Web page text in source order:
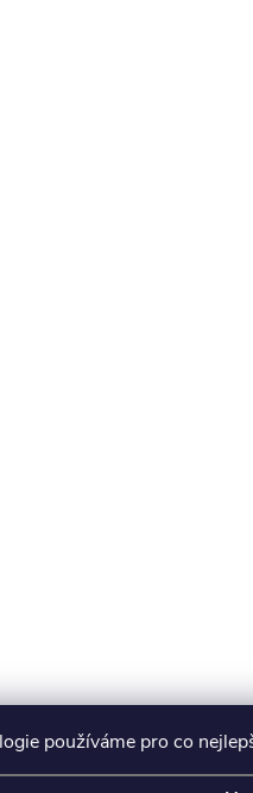
používáme pro co